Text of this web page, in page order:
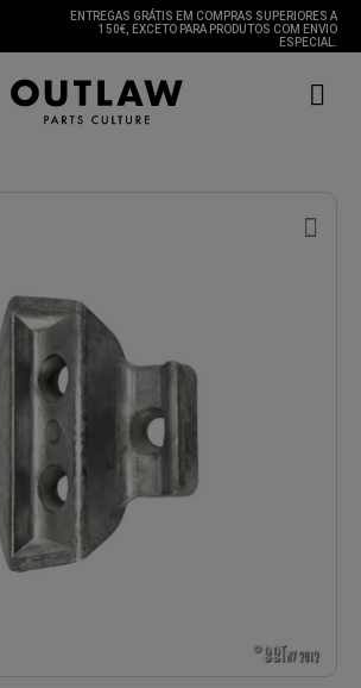
ENTREGAS GRÁTIS EM COMPRAS SUPERIORES A
150€, EXCETO PARA PRODUTOS COM ENVIO
ESPECIAL.